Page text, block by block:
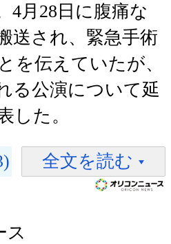
4月28日に腹痛な
送され、緊急手術
を伝えていたが、
る公演について延
した。
全文を読む
ス